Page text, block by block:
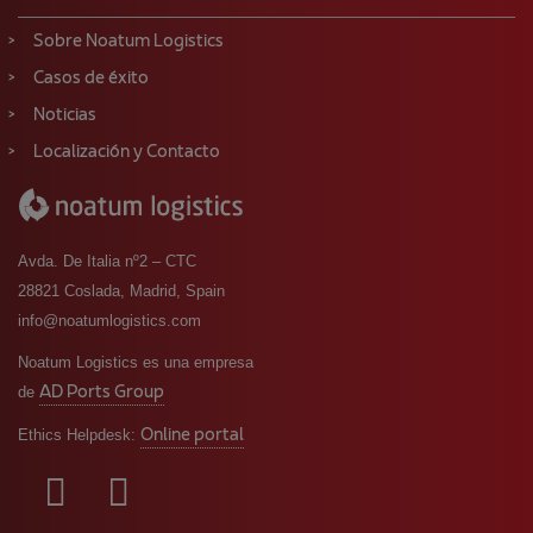
Sobre Noatum Logistics
Casos de éxito
Noticias
Localización y Contacto
Avda. De Italia nº2 – CTC
28821 Coslada, Madrid, Spain
info@noatumlogistics.com
Noatum Logistics es una empresa
de AD Ports Group
Ethics Helpdesk: Online portal